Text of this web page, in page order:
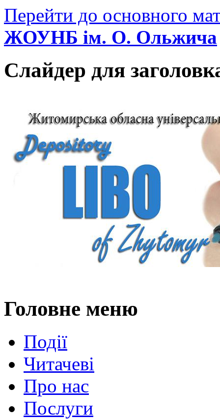
Перейти до основного
ЖОУНБ ім. О. Ольжича
Слайдер для
Головне меню
Події
Читачеві
Про нас
Послуги